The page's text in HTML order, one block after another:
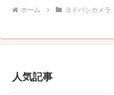
ホーム ヨドバシカメラ
人気記事